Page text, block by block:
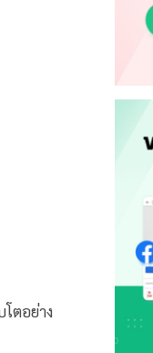
ตอย่าง